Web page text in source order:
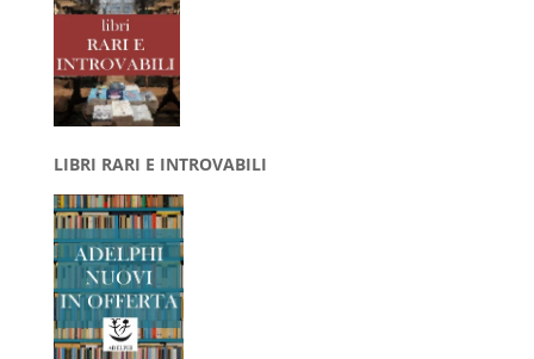
LIBRI RARI E INTROVABILI